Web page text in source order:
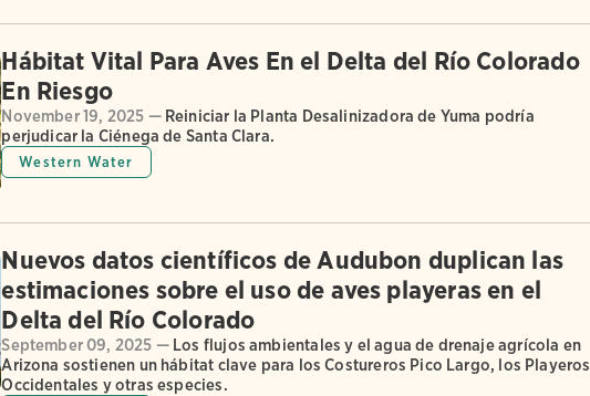
Hábitat Vital Para Aves En el Delta del Río Colorado
En Riesgo
November 19, 2025 —Reiniciar la Planta Desalinizadora de Yuma podría
perjudicar la Ciénega de Santa Clara.
Western Water
Nuevos datos científicos de Audubon duplican las
estimaciones sobre el uso de aves playeras en el
Delta del Río Colorado
September 09, 2025 —Los flujos ambientales y el agua de drenaje agrícola en
Arizona sostienen un hábitat clave para los Costureros Pico Largo, los Playeros
Occidentales y otras especies.